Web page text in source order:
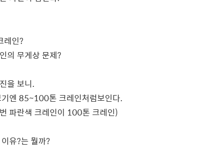
레인?
의 무게상 문제?
을 보니.
기엔 85~100톤 크레인처럼보인다.
파란색 크레인이 100톤 크레인)
유?는 뭘까?